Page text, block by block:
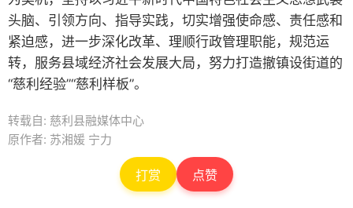
头脑、引领方向、指导实践，切实增强使命感、责任感和
紧迫感，进一步深化改革、理顺行政管理职能，规范运
转，服务县域经济社会发展大局，努力打造撤镇设街道的
“慈利经验”“慈利样板”。
转载自: 慈利县融媒体中心
原作者: 苏湘媛 宁力
打赏 点赞